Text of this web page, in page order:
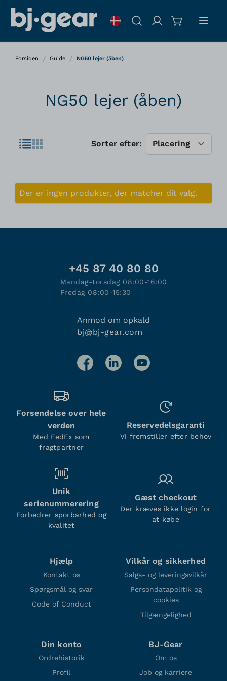
Søg
Forsiden / Guide / NG50 lejer (åben)
NG50 lejer (åben)
Liste
Gitter Sorter efter:
Der er ingen produkter, der matcher dit valg.
+45 87 40 80 80
Mandag-torsdag 08:00-16:00
Fredag 08:00-15:30
Anmod om opkald
bj@bj-gear.com
Forsendelse over hele
verden
Med FedEx som
fragtpartner
Reservedelsgaranti
Vi fremstiller efter behov
Unik
serienummerering
Forbedrer sporbarhed og
kvalitet
Gæst checkout
Der kræves ikke login for
at købe
Hjælp
Kontakt os
Spørgsmål og svar
Code of Conduct
Vilkår og sikkerhed
Salgs- og leveringsvilkår
Persondatapolitik og
cookies
Tilgængelighed
Din konto
Ordrehistorik
Profil
BJ-Gear
Om os
Job og karriere